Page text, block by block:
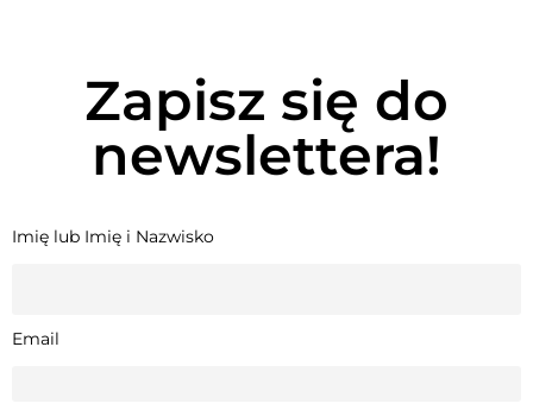
Zapisz się do
newslettera!
Imię lub Imię i Nazwisko
Email